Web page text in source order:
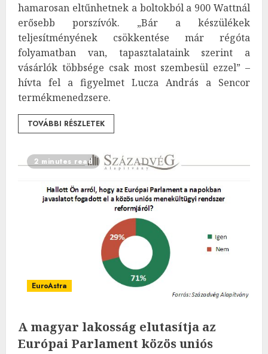
hamarosan eltűnhetnek a boltokból a 900 Wattnál
erősebb porszívók. „Bár a készülékek
teljesítményének csökkentése már régóta
folyamatban van, tapasztalataink szerint a
vásárlók többsége csak most szembesül ezzel” –
hívta fel a figyelmet Lucza András a Sencor
termékmenedzsere.
TOVÁBBI RÉSZLETEK
2 minutes read
EuroAstra
A magyar lakosság elutasítja az
Európai Parlament közös uniós